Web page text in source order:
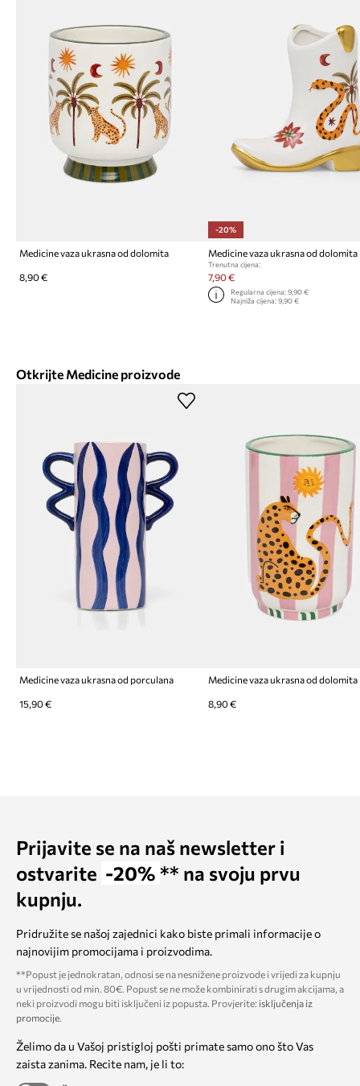
Medicine vaza ukrasna od dolomita
8,90 €
-20%
Medicine vaza ukrasna od dolomita
Trenutna cijena:
7,90 €
Regularna cijena: 9,90 €
Najniža cijena: 9,90 €
Otkrijte Medicine proizvode
Medicine vaza ukrasna od porculana
15,90 €
Medicine vaza ukrasna od dolomita
8,90 €
Prijavite se na naš newsletter i
ostvarite -20% ** na svoju prvu
kupnju.
Pridružite se našoj zajednici kako biste primali informacije o
najnovijim promocijama i proizvodima.
**Popust je jednokratan, odnosi se na nesnižene proizvode i vrijedi za kupnju
u vrijednosti od min. 80€. Popust se ne može kombinirati s drugim akcijama, a
neki proizvodi mogu biti isključeni iz popusta. Provjerite: isključenja iz
promocije.
Želimo da u Vašoj pristigloj pošti primate samo ono što Vas
zaista zanima. Recite nam, je li to: